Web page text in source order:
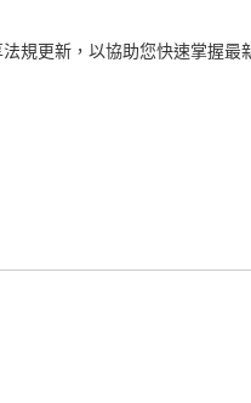
規更新，以協助您快速掌握最